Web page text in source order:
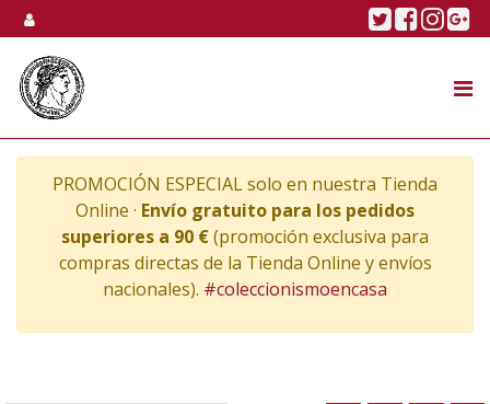
Skip to content Twitter
PROMOCIÓN ESPECIAL solo en nuestra Tienda
Online · Envío gratuito para los pedidos
superiores a 90 €(promoción exclusiva para
compras directas de la Tienda Online y envíos
nacionales). #coleccionismoencasa
TIENDA ONLINE
NOSOTROS